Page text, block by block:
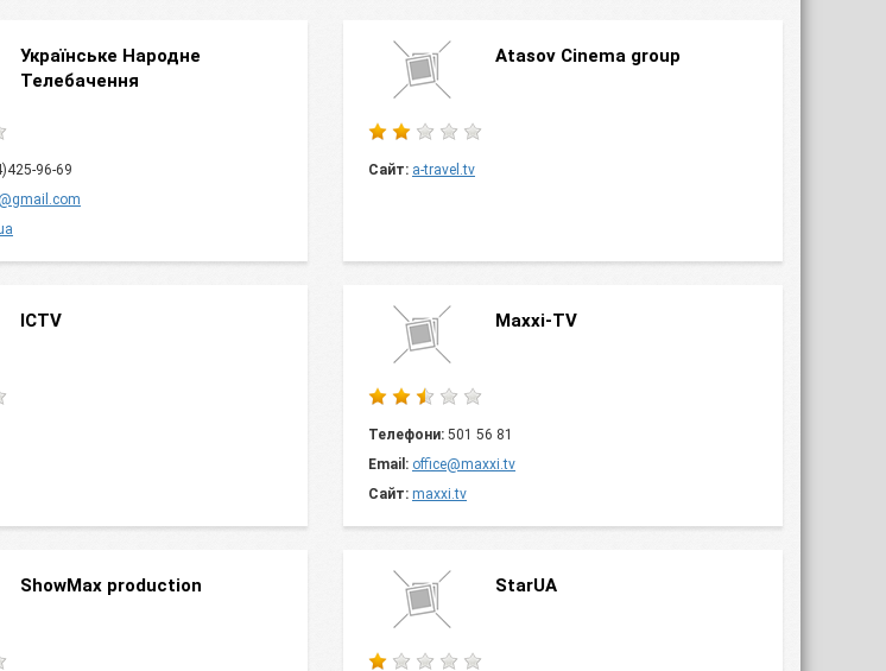
Українське Народне
Телебачення
96-69
Atasov Cinema group
Сайт: a-travel.tv
ICTV Maxxi-TV
Телефони: 501 56 81
Email: office@maxxi.tv
Сайт: maxxi.tv
ShowMax production StarUA